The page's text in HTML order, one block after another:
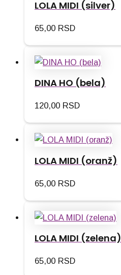
LOLA MIDI (silver)
65,00 RSD
DINA HO (bela)
120,00 RSD
LOLA MIDI (oranž)
65,00 RSD
LOLA MIDI (zelena)
65,00 RSD